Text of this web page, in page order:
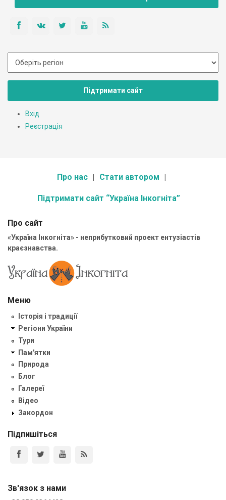
Підтримати сайт
Вхід
Реєстрація
Про нас Стати автором
Підтримати сайт “Україна Інкогніта”
Про сайт
«Україна Інкогніта» - неприбутковий проект ентузіастів
краєзнавства.
Меню
Історія і традиції
Регіони України
Тури
Пам'ятки
Природа
Блог
Галереї
Відео
Закордон
Підпишіться
Зв'язок з нами